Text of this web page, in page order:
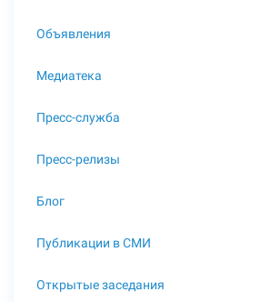
Объявления
Медиатека
Пресс-служба
Пресс-релизы
Блог
Публикации в СМИ
Открытые заседания